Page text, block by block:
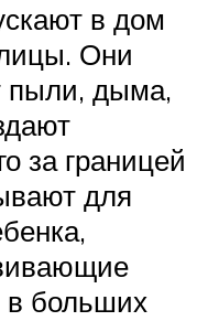
в дом
Они
пыли, дыма,
за границей
для
в больших